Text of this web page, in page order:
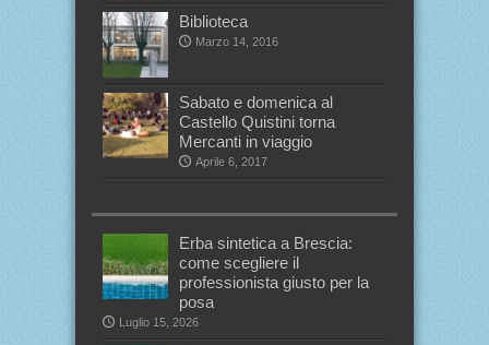
Biblioteca
Marzo 14, 2016
Sabato e domenica al
Castello Quistini torna
Mercanti in viaggio
Aprile 6, 2017
Erba sintetica a Brescia:
come scegliere il
professionista giusto per la
posa
Luglio 15, 2026